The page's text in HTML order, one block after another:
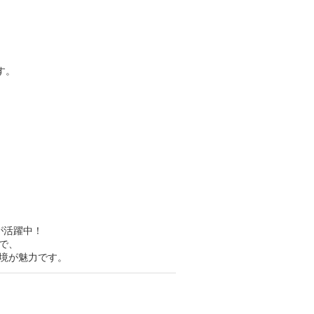
躍中！
、
が魅力です。